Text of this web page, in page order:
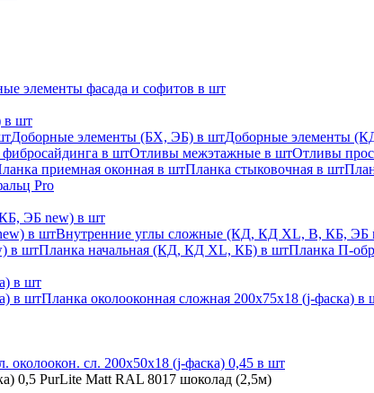
элементы фасада и софитов в шт
в шт
Доборные элементы (БХ, ЭБ) в штДоборные элементы
в штОтливы межэтажные в штОтливы
приемная оконная в штПланка стыковочная в шт
Pro
ЭБ new) в шт
в штВнутренние углы сложные (КД, КД XL, В, КБ, ЭБ
в штПланка начальная (КД, КД XL, КБ) в штПланка П-
в шт
в штПланка околооконная сложная 200х75х18 (j-фаска) в
околоокон. сл. 200х50х18 (j-фаска) 0,45 в шт
0,5 PurLite Matt RAL 8017 шоколад (2,5м)